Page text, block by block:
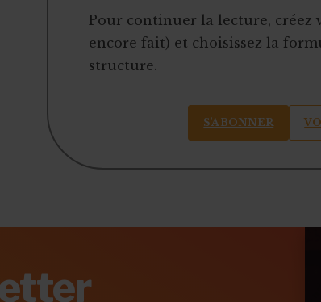
Pour continuer la lecture, créez
encore fait) et choisissez la
structure.
S’ABONNER